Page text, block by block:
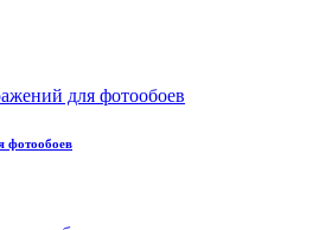
фотообоев